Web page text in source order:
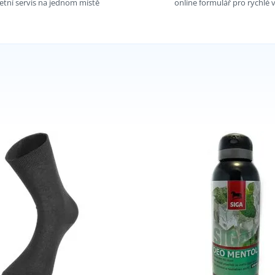
servis na jednom místě online formulář pro rychlé